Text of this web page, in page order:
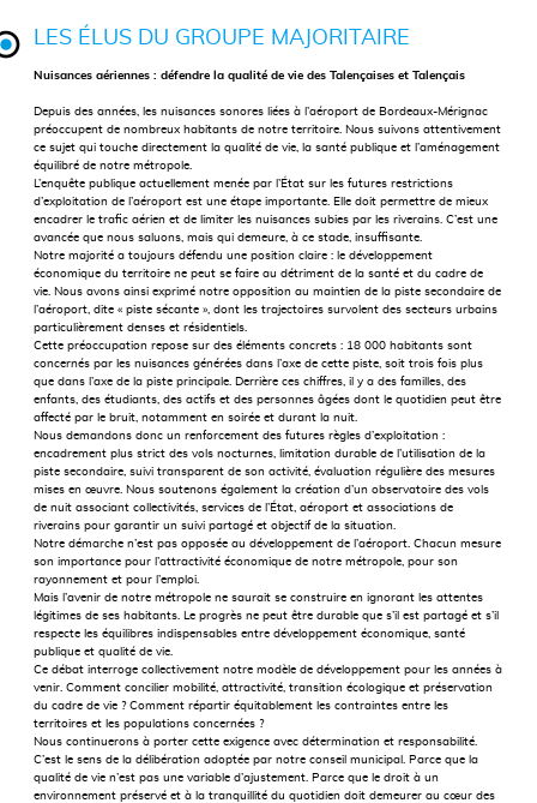
LES ÉLUS DU GROUPE MAJORITAIRE
Nuisances aériennes : défendre la qualité de vie des Talençaises et Talençais
Depuis des années, les nuisances sonores liées à l’aéroport de Bordeaux-Mérignac
préoccupent de nombreux habitants de notre territoire. Nous suivons attentivement
ce sujet qui touche directement la qualité de vie, la santé publique et l’aménagement
équilibré de notre métropole.
L’enquête publique actuellement menée par l’État sur les futures restrictions
d’exploitation de l’aéroport est une étape importante. Elle doit permettre de mieux
encadrer le traﬁc aérien et de limiter les nuisances subies par les riverains. C’est une
avancée que nous saluons, mais qui demeure, à ce stade, insuffisante.
Notre majorité a toujours défendu une position claire : le développement
économique du territoire ne peut se faire au détriment de la santé et du cadre de
vie. Nous avons ainsi exprimé notre opposition au maintien de la piste secondaire de
l’aéroport, dite « piste sécante », dont les trajectoires survolent des secteurs urbains
particulièrement denses et résidentiels.
Cette préoccupation repose sur des éléments concrets : 18 000 habitants sont
concernés par les nuisances générées dans l’axe de cette piste, soit trois fois plus
que dans l’axe de la piste principale. Derrière ces chiffres, il y a des familles, des
enfants, des étudiants, des actifs et des personnes âgées dont le quotidien peut être
affecté par le bruit, notamment en soirée et durant la nuit.
Nous demandons donc un renforcement des futures règles d’exploitation :
encadrement plus strict des vols nocturnes, limitation durable de l’utilisation de la
piste secondaire, suivi transparent de son activité, évaluation régulière des mesures
mises en œuvre. Nous soutenons également la création d’un observatoire des vols
de nuit associant collectivités, services de l’État, aéroport et associations de
riverains pour garantir un suivi partagé et objectif de la situation.
Notre démarche n’est pas opposée au développement de l’aéroport. Chacun mesure
son importance pour l’attractivité économique de notre métropole, pour son
rayonnement et pour l’emploi.
Mais l’avenir de notre métropole ne saurait se construire en ignorant les attentes
légitimes de ses habitants. Le progrès ne peut être durable que s’il est partagé et s’il
respecte les équilibres indispensables entre développement économique, santé
publique et qualité de vie.
Ce débat interroge collectivement notre modèle de développement pour les années à
venir. Comment concilier mobilité, attractivité, transition écologique et préservation
du cadre de vie ? Comment répartir équitablement les contraintes entre les
territoires et les populations concernées ?
Nous continuerons à porter cette exigence avec détermination et responsabilité.
C’est le sens de la délibération adoptée par notre conseil municipal. Parce que la
qualité de vie n’est pas une variable d’ajustement. Parce que le droit à un
environnement préservé et à la tranquillité du quotidien doit demeurer au cœur des